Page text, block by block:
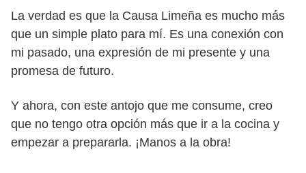
La verdad es que la Causa Limeña es mucho más
que un simple plato para mí. Es una conexión con
mi pasado, una expresión de mi presente y una
promesa de futuro.
Y ahora, con este antojo que me consume, creo
que no tengo otra opción más que ir a la cocina y
empezar a prepararla. ¡Manos a la obra!